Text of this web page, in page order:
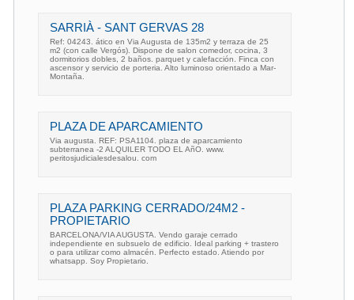
SARRIÀ - SANT GERVAS 28
Ref: 04243. ático en Via Augusta de 135m2 y terraza de 25
m2 (con calle Vergós). Dispone de salon comedor, cocina, 3
dormitorios dobles, 2 baños. parquet y calefacción. Finca con
ascensor y servicio de porteria. Alto luminoso orientado a Mar-
Montaña.
PLAZA DE APARCAMIENTO
Via augusta. REF: PSA1104. plaza de aparcamiento
subterranea -2 ALQUILER TODO EL AñO. www.
peritosjudicialesdesalou. com
PLAZA PARKING CERRADO/24M2 -
PROPIETARIO
BARCELONA/VIA AUGUSTA. Vendo garaje cerrado
independiente en subsuelo de edificio. Ideal parking + trastero
o para utilizar como almacén. Perfecto estado. Atiendo por
whatsapp. Soy Propietario.